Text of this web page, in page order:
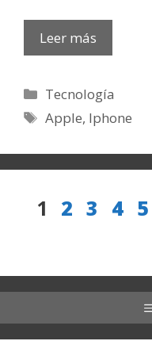
Leer más
Categorías
Tecnología
Etiquetas
Apple, Iphone
Página
1 Página
2 Página
3 4 5